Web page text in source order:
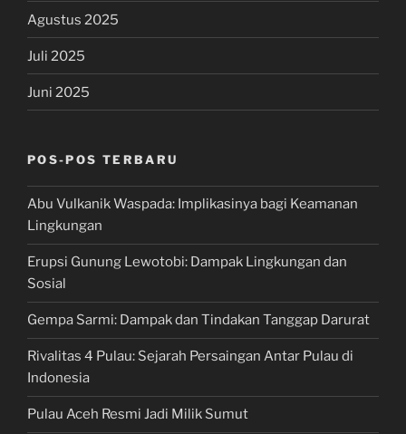
Agustus 2025
Juli 2025
Juni 2025
POS-POS TERBARU
Abu Vulkanik Waspada: Implikasinya bagi Keamanan
Lingkungan
Erupsi Gunung Lewotobi: Dampak Lingkungan dan
Sosial
Gempa Sarmi: Dampak dan Tindakan Tanggap Darurat
Rivalitas 4 Pulau: Sejarah Persaingan Antar Pulau di
Indonesia
Pulau Aceh Resmi Jadi Milik Sumut